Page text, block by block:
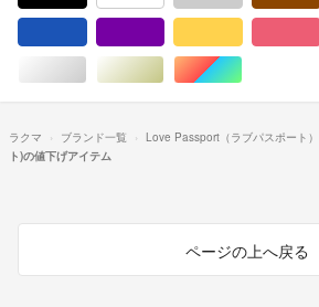
シルバー/銀色系ゴールド/金色系マルチカラー
ラクマ ブランド一覧 Love Passport（ラブパスポート）
ト)の値下げアイテム
ページの上へ戻る